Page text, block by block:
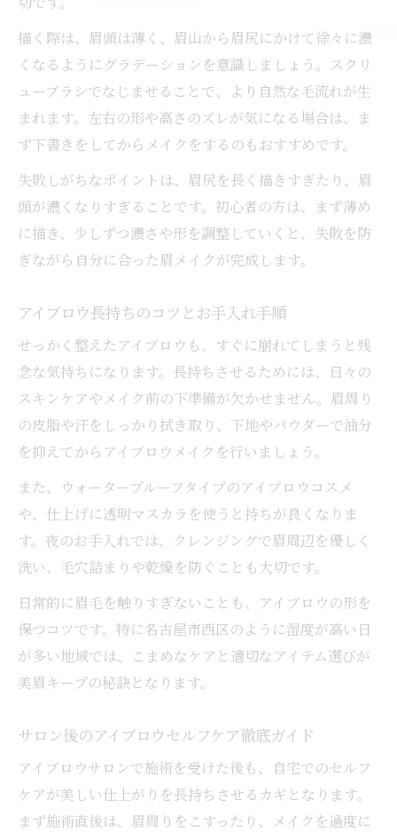
描く際は、眉頭は薄く、眉山から眉尻にかけて徐々に濃
くなるようにグラデーションを意識しましょう。スクリ
ューブラシでなじませることで、より自然な毛流れが生
まれます。左右の形や高さのズレが気になる場合は、ま
ず下書きをしてからメイクをするのもおすすめです。
失敗しがちなポイントは、眉尻を長く描きすぎたり、眉
頭が濃くなりすぎることです。初心者の方は、まず薄め
に描き、少しずつ濃さや形を調整していくと、失敗を防
ぎながら自分に合った眉メイクが完成します。
アイブロウ長持ちのコツとお手入れ手順
せっかく整えたアイブロウも、すぐに崩れてしまうと残
念な気持ちになります。長持ちさせるためには、日々の
スキンケアやメイク前の下準備が欠かせません。眉周り
の皮脂や汗をしっかり拭き取り、下地やパウダーで油分
を抑えてからアイブロウメイクを行いましょう。
また、ウォータープルーフタイプのアイブロウコスメ
や、仕上げに透明マスカラを使うと持ちが良くなりま
す。夜のお手入れでは、クレンジングで眉周辺を優しく
洗い、毛穴詰まりや乾燥を防ぐことも大切です。
日常的に眉毛を触りすぎないことも、アイブロウの形を
保つコツです。特に名古屋市西区のように湿度が高い日
が多い地域では、こまめなケアと適切なアイテム選びが
美眉キープの秘訣となります。
サロン後のアイブロウセルフケア徹底ガイド
アイブロウサロンで施術を受けた後も、自宅でのセルフ
ケアが美しい仕上がりを長持ちさせるカギとなります。
まず施術直後は、眉周りをこすったり、メイクを過度に